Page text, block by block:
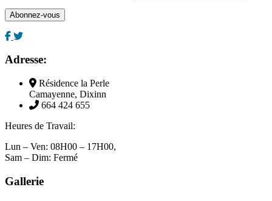
Adresse:
Résidence la Perle
Camayenne, Dixinn
664 424 655
Heures de Travail:
Lun – Ven: 08H00 – 17H00,
Sam – Dim: Fermé
Gallerie